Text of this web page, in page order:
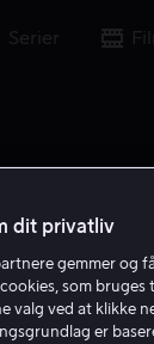
Serier
dit privatliv
gemmer og
som bruges
valg ved at klikke
er